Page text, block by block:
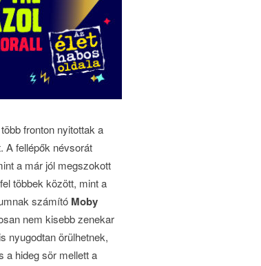
fronton nyitottak a
A fellépők névsorát
a már jól megszokott
többek között, mint a
számító Moby
nem kisebb zenekar
nyugodtan örülhetnek,
a hideg sör mellett a